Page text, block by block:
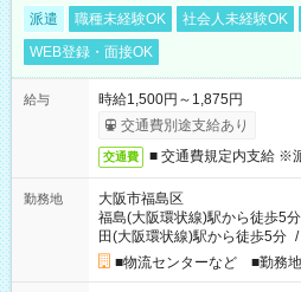
派遣 職種未経験OK 社会人未経験OK
WEB登録・面接OK
給与
時給1,500円～1,875円
交通費別途支給あり
交通費 ■ 交通費規定内支給 ※
勤務地
大阪市福島区
福島(大阪環状線)駅から徒歩5分
田(大阪環状線)駅から徒歩5分 /
■物流センターなど ■勤務